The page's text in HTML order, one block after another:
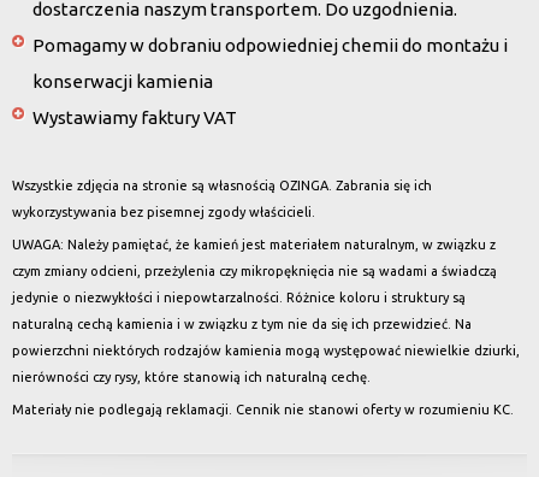
dostarczenia naszym transportem. Do uzgodnienia.
Pomagamy w dobraniu odpowiedniej chemii do montażu i
konserwacji kamienia
Wystawiamy faktury VAT
Wszystkie zdjęcia na stronie są własnością OZINGA. Zabrania się ich
wykorzystywania bez pisemnej zgody właścicieli.
UWAGA: Należy pamiętać, że kamień jest materiałem naturalnym, w związku z
czym zmiany odcieni, przeżylenia czy mikropęknięcia nie są wadami a świadczą
jedynie o niezwykłości i niepowtarzalności. Różnice koloru i struktury są
naturalną cechą kamienia i w związku z tym nie da się ich przewidzieć. Na
powierzchni niektórych rodzajów kamienia mogą występować niewielkie dziurki,
nierówności czy rysy, które stanowią ich naturalną cechę.
Materiały nie podlegają reklamacji. Cennik nie stanowi oferty w rozumieniu KC.